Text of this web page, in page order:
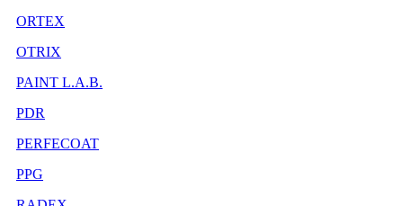
ORTEX
OTRIX
PAINT L.A.B.
PDR
PERFECOAT
PPG